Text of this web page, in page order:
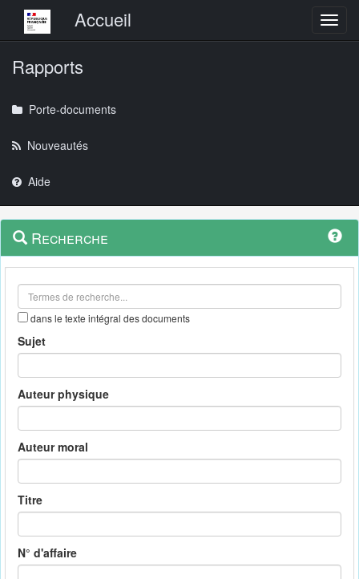
Menu principalAccueil
Rapports
Porte-documents
Nouveautés
Aide
Navigation
outils
Menu
contextuel
Recherche
dans le texte intégral des documents
Sujet
Auteur physique
Auteur moral
Titre
N° d'affaire